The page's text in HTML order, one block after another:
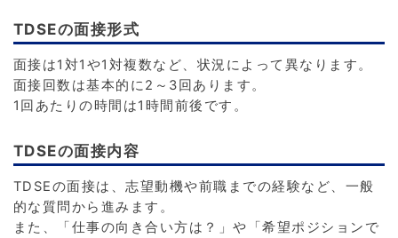
TDSEの面接形式
面接は1対1や1対複数など、状況によって異なります。
面接回数は基本的に2～3回あります。
1回あたりの時間は1時間前後です。
TDSEの面接内容
TDSEの面接は、志望動機や前職までの経験など、一般
的な質問から進みます。
また、「仕事の向き合い方は？」や「希望ポジションで